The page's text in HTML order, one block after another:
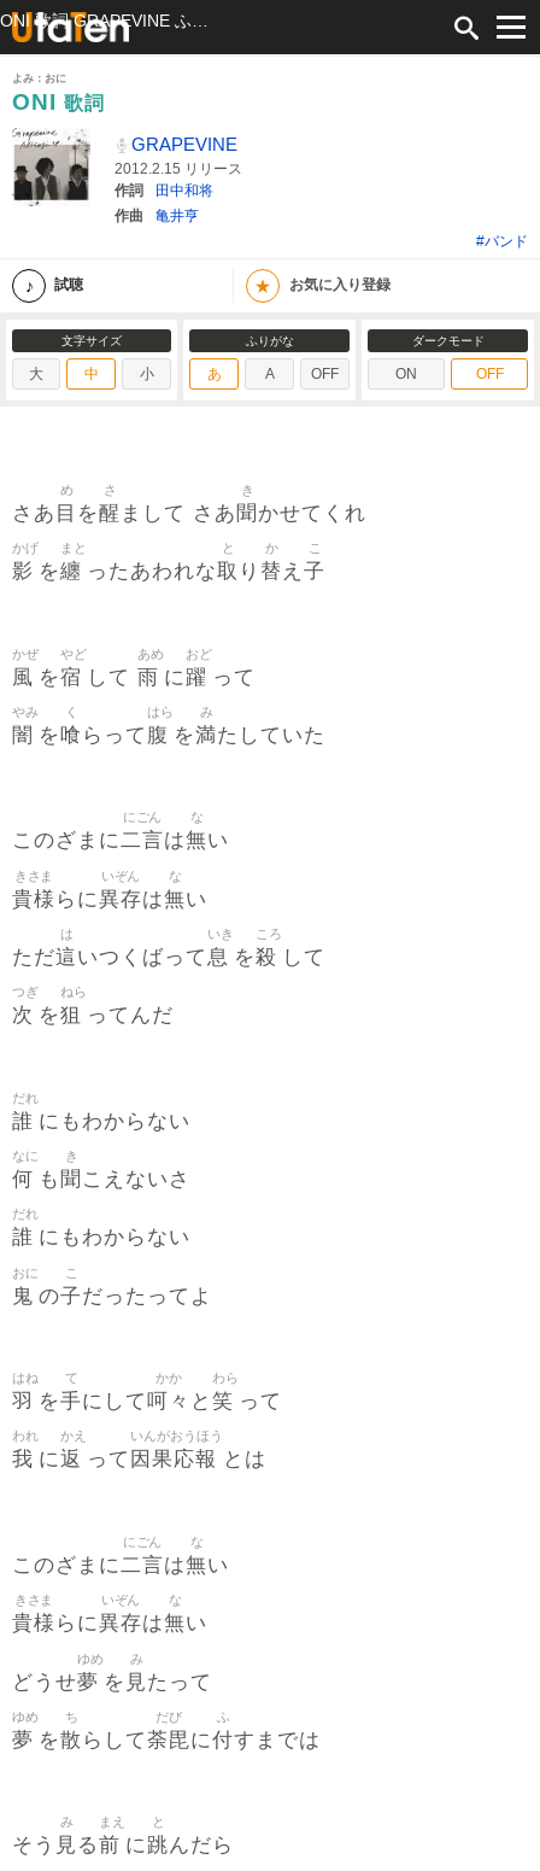
よみ：おに
ONI 歌詞
GRAPEVINE
2012.2.15 リリース
作詞
田中和将
作曲
亀井亨
#バンド
試聴 ★ お気に入り登録
文字サイズ
大 中 小
ふりがな
あ A OFF
ダークモード
ON OFF
さあ 目
め
を醒
さ
まして さあ 聞
き
かせてくれ
影
かげ
を纏
まと
ったあわれな取
と
り 替
か
え 子
こ
風
かぜ
を宿
やど
して 雨
あめ
に躍
おど
って
闇
やみ
を喰
く
らって 腹
はら
を満
み
たしていた
このざまに二言
にごん
は無
な
い
貴様
きさま
らに異存
いぞん
は無
な
い
ただ這
は
いつくばって息
いき
を殺
ころ
して
次
つぎ
を狙
ねら
ってんだ
誰
だれ
にもわからない
何
なに
も 聞
き
こえないさ
誰
だれ
にもわからない
鬼
おに
の子
こ
だったってよ
羽
はね
を手
て
にして呵々
かか
と 笑
わら
って
我
われ
に返
かえ
って 因果応報
いんがおうほう
とは
このざまに二言
にごん
は無
な
い
貴様
きさま
らに異存
いぞん
は無
な
い
どうせ夢
ゆめ
を 見
み
たって
夢
ゆめ
を散
ち
らして荼毘
だび
に付
ふ
すまでは
そう 見
み
る前
まえ
に跳
と
んだら